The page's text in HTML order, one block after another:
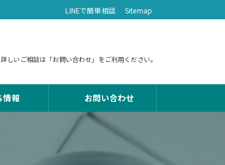
LINEで簡単相談 Sitemap
しいご相談は「お問い合わせ」をご利用ください。
情報 お問い合わせ